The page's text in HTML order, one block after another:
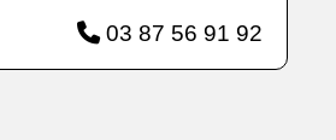
03 87 56 91 92